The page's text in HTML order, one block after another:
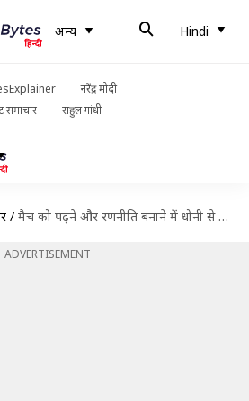
अन्य Hindi
नरेंद्र मोदी
समाचार राहुल गांधी
/ मैच को पढ़ने और रणनीति बनाने में धोनी से काफी पीछे हैं कोहली- धोनी के कोच
ADVERTISEMENT